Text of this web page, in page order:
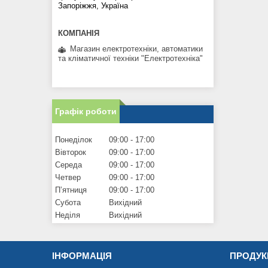
Запоріжжя, Україна
Магазин електротехніки, автоматики
та кліматичної техніки "Електротехніка"
Графік роботи
Понеділок 09:00
17:00
Вівторок
09:00
17:00
Середа
09:00
17:00
Четвер
09:00
17:00
Пʼятниця
09:00
17:00
Субота
Вихідний
Неділя
Вихідний
ІНФОРМАЦІЯ